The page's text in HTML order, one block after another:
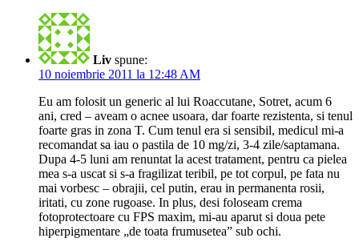
Liv spune:
10 noiembrie 2011 la 12:48 AM
Eu am folosit un generic al lui Roaccutane, Sotret, acum 6
ani, cred – aveam o acnee usoara, dar foarte rezistenta, si tenul
foarte gras in zona T. Cum tenul era si sensibil, medicul mi-a
recomandat sa iau o pastila de 10 mg/zi, 3-4 zile/saptamana.
Dupa 4-5 luni am renuntat la acest tratament, pentru ca pielea
mea s-a uscat si s-a fragilizat teribil, pe tot corpul, pe fata nu
mai vorbesc – obrajii, cel putin, erau in permanenta rosii,
iritati, cu zone rugoase. In plus, desi foloseam crema
fotoprotectoare cu FPS maxim, mi-au aparut si doua pete
hiperpigmentare „de toata frumusetea” sub ochi.